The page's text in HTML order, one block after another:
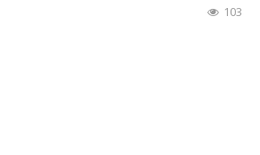
103